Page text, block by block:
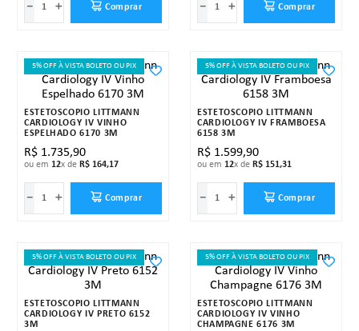
＋
－ Comprar ＋
－ Comprar
5% OFF À VISTA BOLETO OU PIX
ESTETOSCÓPIO LITTMANN
CARDIOLOGY IV VINHO
ESPELHADO 6170 3M
R$ 1.735,90
ou em 12x de R$ 164,17
＋
－ Comprar
5% OFF À VISTA BOLETO OU PIX
ESTETOSCÓPIO LITTMANN
CARDIOLOGY IV FRAMBOESA
6158 3M
R$ 1.599,90
ou em 12x de R$ 151,31
＋
－ Comprar
5% OFF À VISTA BOLETO OU PIX
ESTETOSCÓPIO LITTMANN
CARDIOLOGY IV PRETO 6152
3M
5% OFF À VISTA BOLETO OU PIX
ESTETOSCÓPIO LITTMANN
CARDIOLOGY IV VINHO
CHAMPAGNE 6176 3M